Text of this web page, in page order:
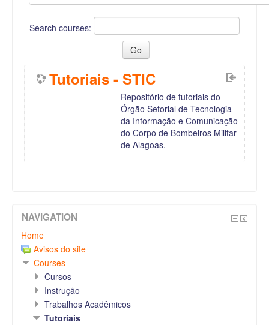
Search courses:
Tutoriais - STIC
Repositório de tutoriais do
Órgão Setorial de Tecnologia
da Informação e Comunicação
do Corpo de Bombeiros Militar
de Alagoas.
NAVIGATION
Home
Avisos do site
Courses
Cursos
Instrução
Trabalhos Acadêmicos
Tutoriais